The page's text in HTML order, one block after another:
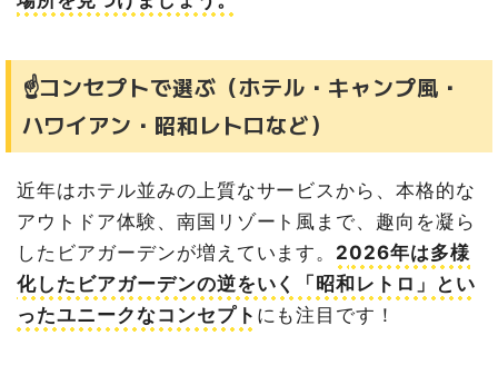
アウトドアBBQ
26』｜2026年6月12日（金）～9月6日（日）
テーマは「ふたつおいしい夏の洋食」！ペアリングを楽し
札幌エクセルホテル東急『ビアガーデン2026』｜2026年
厳選8種のビールがラインナップ！中島公園近くの隠れ家
テラスで高コスパに乾杯
ジャスマックプラザホテル ビアガーデン『昭和麦酒横丁』
～三丁目の夕涼み～｜2026年6月19日（金）〜8月16日
（日）
今年の夏は昭和レトロを満喫！ホテルメイドの洋食＆町中
華が2時間「食べ飲み放題」
☝️コンセプトで選ぶ（ホテル・キャンプ風・
ハワイアン・昭和レトロなど）
近年はホテル並みの上質なサービスから、本格的な
アウトドア体験、南国リゾート風まで、趣向を凝ら
したビアガーデンが増えています。 2026年は多様
化したビアガーデンの逆をいく「昭和レトロ」とい
ったユニークなコンセプト にも注目です！